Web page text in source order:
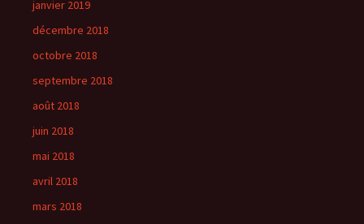
janvier 2019
décembre 2018
octobre 2018
septembre 2018
août 2018
juin 2018
mai 2018
avril 2018
mars 2018